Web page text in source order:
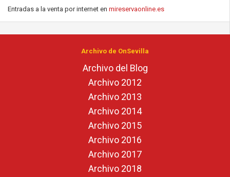
Entradas a la venta por internet en mireservaonline.es
Archivo de OnSevilla
Archivo del Blog
Archivo 2012
Archivo 2013
Archivo 2014
Archivo 2015
Archivo 2016
Archivo 2017
Archivo 2018